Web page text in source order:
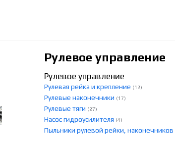
Рулевое управление
Рулевое управление
Рулевая рейка и крепление (12)
Рулевые наконечники (17)
Рулевые тяги (27)
Насос гидроусилителя (4)
Пыльники рулевой рейки, наконечников